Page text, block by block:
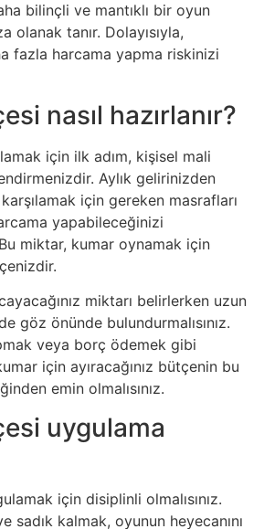
bilinçli ve mantıklı bir oyun
olanak tanır. Dolayısıyla,
fazla harcama yapma riskinizi
nasıl hazırlanır?
için ilk adım, kişisel mali
Aylık gelirinizden
için gereken masrafları
yapabileceğinizi
miktar, kumar oynamak için
miktarı belirlerken uzun
göz önünde bulundurmalısınız.
veya borç ödemek gibi
için ayıracağınız bütçenin bu
emin olmalısınız.
uygulama
için disiplinli olmalısınız.
sadık kalmak, oyunun heyecanını